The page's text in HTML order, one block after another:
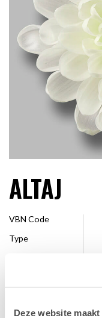
Deze website
NEDERLANDS
ALTAJ
VBN Code
Type